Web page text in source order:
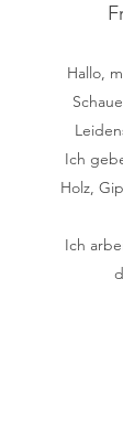
Hallo,
Ich
Holz,
Ich